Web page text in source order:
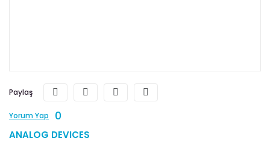
Paylaş
Yorum Yap 0
ANALOG DEVICES